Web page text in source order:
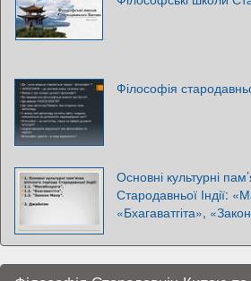
Філософія
Основні культурні
Стародавньої Індії:
«Бхагаватгіта»,